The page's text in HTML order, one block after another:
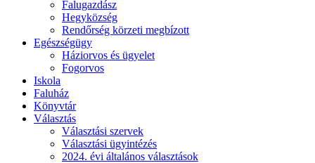
Falugazdász
Hegyközség
Rendőrség körzeti megbízott
Egészségügy
Háziorvos és ügyelet
Fogorvos
Iskola
Faluház
Könyvtár
Választás
Választási szervek
Választási ügyintézés
2024. évi általános választások